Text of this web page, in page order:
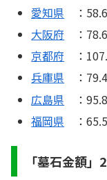
愛知県 ：
大阪府 ：
京都府 ：
兵庫県 ：
広島県 ：
福岡県 ：
「墓石金額